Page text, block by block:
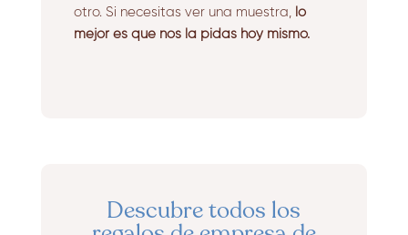
otro. Si necesitas ver una muestra, lo
mejor es que nos la pidas hoy mismo.
Descubre todos los